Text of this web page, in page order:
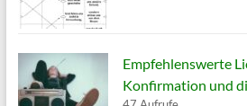
Empfehlenswerte
Konfirmation und